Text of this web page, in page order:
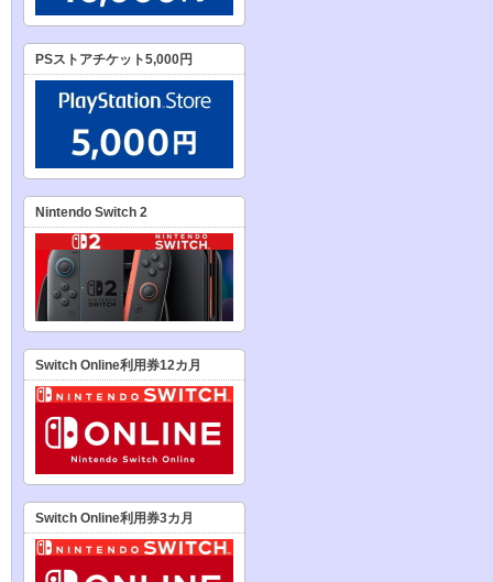
PSストアチケット5,000円
Nintendo Switch 2
Switch Online利用券12カ月
Switch Online利用券3カ月